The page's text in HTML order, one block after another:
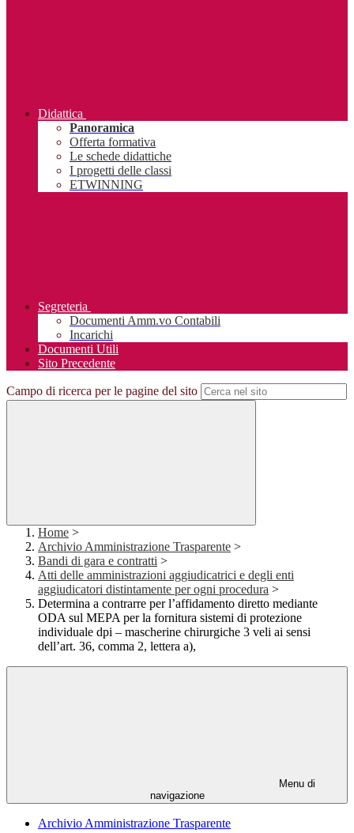
Didattica
Panoramica
Offerta formativa
Le schede didattiche
I progetti delle classi
ETWINNING
Segreteria
Documenti Amm.vo Contabili
Incarichi
Documenti Utili
Sito Precedente
Campo di ricerca per le pagine del sito
Home >
Archivio Amministrazione Trasparente >
Bandi di gara e contratti >
Atti delle amministrazioni aggiudicatrici e degli enti
aggiudicatori distintamente per ogni procedura >
Determina a contrarre per l’affidamento diretto mediante
ODA sul MEPA per la fornitura sistemi di protezione
individuale dpi – mascherine chirurgiche 3 veli ai sensi
dell’art. 36, comma 2, lettera a),
Menu di
navigazione
Archivio Amministrazione Trasparente